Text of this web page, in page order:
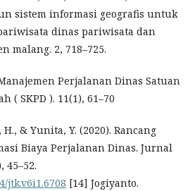
sistem informasi geografis untuk
dinas pariwisata dan
malang. 2, 718–725.
Perjalanan Dinas Satuan
( SKPD ). 11(1), 61–70
& Yunita, Y. (2020). Rancang
Biaya Perjalanan Dinas. Jurnal
45–52.
jtk.v6i1.6708 [14] Jogiyanto.